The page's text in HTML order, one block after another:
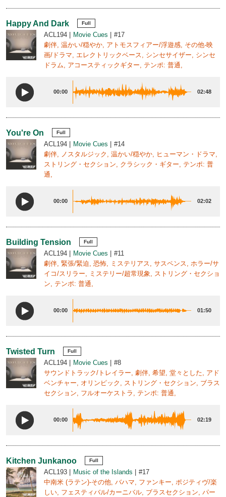
Happy And Dark Full
ACL194 Movie Cues
#17
劇伴, 温かい/穏やか, アトモスフィアー/浮遊感, その他-映
画/ドラマ, エレクトリックベース, シンセサイザー, シンセ
ドラム, アコースティックギター, テンポ: 普通,
00:00 02:48
You're On Full
ACL194 Movie Cues
#14
劇伴, ノスタルジック, 温かい/穏やか, ヒューマン・ドラマ,
ストリング・セクション, クラシック・ギター, テンポ: 普
通,
00:00 02:02
Building Tension Full
ACL194 Movie Cues
#11
劇伴, 緊張/緊迫, 恐怖, ミステリアス, サスペンス, ホラー/サ
イコ/スリラー, ミステリー/超常現象, ストリング・セクショ
ン, テンポ: 普通,
00:00 01:50
Twisted Turn Full
ACL194 Movie Cues
#8
サウンドトラック/トレイラー, 劇伴, 希望, 堂々とした, アド
ベンチャー, オリンピック, ストリング・セクション, ブラス
セクション, フルオーケストラ, テンポ: 普通,
00:00 02:19
Kitchen Junkanoo Full
ACL193 Music of the Islands
#17
中南米 (ラテン)-その他, バハマ, ファンキー, ポジティヴ/楽
しい, フェスティバル/カーニバル, ブラスセクション, パー